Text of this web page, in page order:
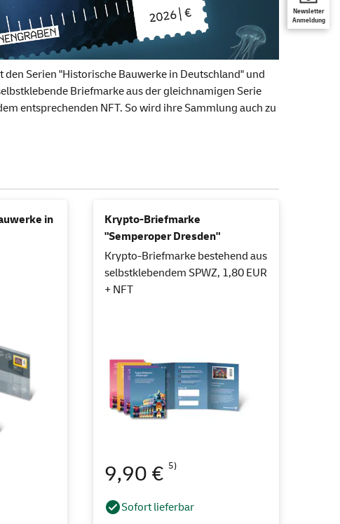
Newsletter
Anmeldung
Serien "Historische Bauwerke in Deutschland" und
Briefmarke aus der gleichnamigen Serie
entsprechenden NFT. So wird ihre Sammlung auch zu
in
Krypto-Briefmarke
"Semperoper Dresden"
Krypto-Briefmarke bestehend aus
selbstklebendem SPWZ, 1,80 EUR
+ NFT
9,90 € 5)
Sofort lieferbar